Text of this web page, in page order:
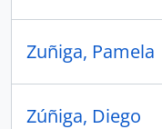
Zuñiga, Pamela
Zúñiga, Diego